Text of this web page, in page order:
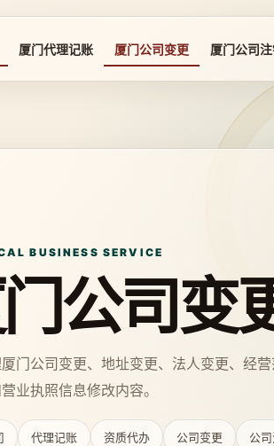
厦门代理记账 厦门公司变更 厦门公司
BUSINESS SERVICE
公司变
门公司变更、地址变更、法人变更、经
业执照信息修改内容。
代理记账 资质代办 公司变更 公